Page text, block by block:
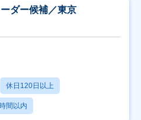
ダー候補／東京
休日120日以上
間以内